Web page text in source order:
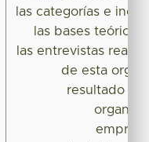
las categorías e
las bases
las entrevistas
de esta
resultado